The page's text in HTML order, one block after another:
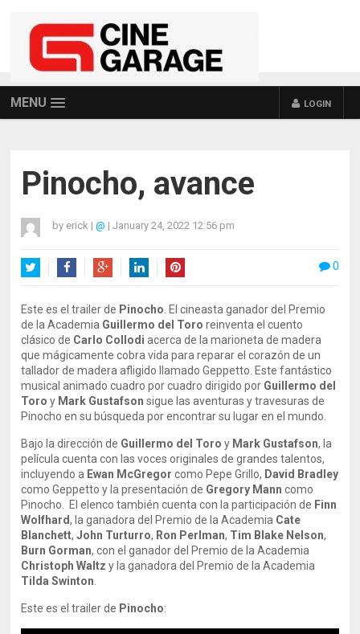
MENU LOGIN
Pinocho, avance
by erick | @ | January 24, 2022 12:56 pm
0
Este es el trailer de Pinocho . El cineasta ganador del Premio
de la Academia Guillermo del Toro reinventa el cuento
clásico de Carlo Collodi acerca de la marioneta de madera
que mágicamente cobra vida para reparar el corazón de un
tallador de madera afligido llamado Geppetto. Este fantástico
musical animado cuadro por cuadro dirigido por Guillermo del
Toro y Mark Gustafson sigue las aventuras y travesuras de
Pinocho en su búsqueda por encontrar su lugar en el mundo.
Bajo la dirección de Guillermo del Toro y Mark Gustafson, la
película cuenta con las voces originales de grandes talentos,
incluyendo a Ewan McGregor como Pepe Grillo, David Bradley
como Geppetto y la presentación de Gregory Mann como
Pinocho. El elenco también cuenta con la participación de Finn
Wolfhard, la ganadora del Premio de la Academia Cate
Blanchett,John Turturro, Ron Perlman, Tim Blake Nelson,
Burn Gorman, con el ganador del Premio de la Academia
Christoph Waltz y la ganadora del Premio de la Academia
Tilda Swinton
Este es el trailer de Pinocho: